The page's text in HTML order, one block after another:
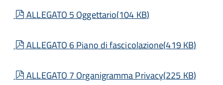
pdf
ALLEGATO 5 Oggettario(104 KB)
pdf
ALLEGATO 6 Piano di fascicolazione(419 KB)
pdf
ALLEGATO 7 Organigramma Privacy(225 KB)